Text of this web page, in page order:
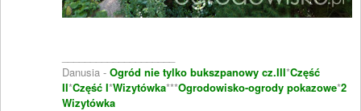
Danusia - Ogród nie tylko bukszpanowy cz.III*Część
II*Część I*Wizytówka***Ogrodowisko-ogrody pokazowe*2
Wizytówka